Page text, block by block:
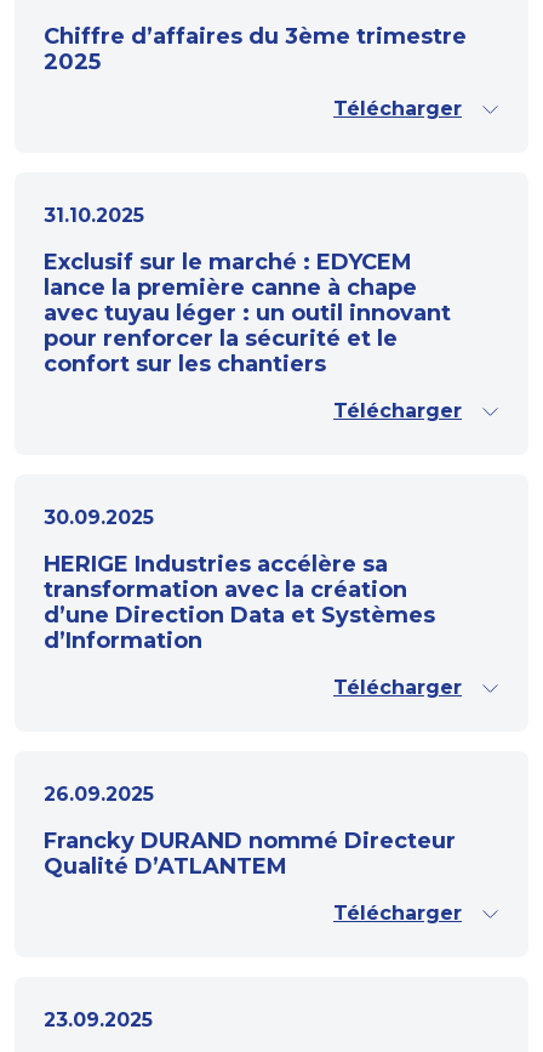
Chiffre d’affaires du 3ème trimestre
2025
Télécharger
31.10.2025
Exclusif sur le marché : EDYCEM
lance la première canne à chape
avec tuyau léger : un outil innovant
pour renforcer la sécurité et le
confort sur les chantiers
Télécharger
30.09.2025
HERIGE Industries accélère sa
transformation avec la création
d’une Direction Data et Systèmes
d’Information
Télécharger
26.09.2025
Francky DURAND nommé Directeur
Qualité D’ATLANTEM
Télécharger
23.09.2025